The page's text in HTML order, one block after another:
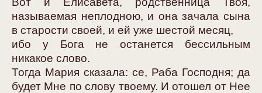
называемая неплодною, и она зачала сына
в старости своей, и ей уже шестой месяц,
ибо у Бога не останется бессильным
никакое слово.
Тогда Мария сказала: се, Раба Господня; да
будет Мне по слову твоему. И отошел от Нее